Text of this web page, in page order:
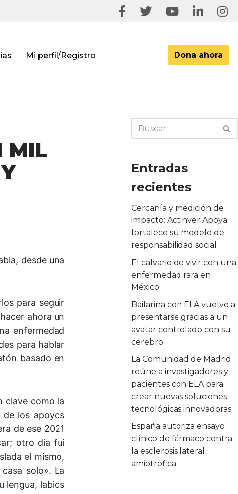
Mi perfil/Registro Dona ahora
MIL
desde una
para seguir
ahora un
enfermedad
para hablar
basado en
clave como la
de los apoyos
de ese 2021
otro día fui
el mismo,
solo». La
lengua, labios
Entradas
recientes
Cercanía y medición de
impacto: Actinver Apoya
fortalece su modelo de
responsabilidad social
El calvario de vivir con una
enfermedad rara en
México
Bailarina con ELA vuelve a
presentarse gracias a un
avatar controlado con su
cerebro
La Comunidad de Madrid
reúne a investigadores y
pacientes con ELA para
crear nuevas soluciones
tecnológicas innovadoras
España autoriza ensayo
clínico de fármaco contra
la esclerosis lateral
amiotrófica.